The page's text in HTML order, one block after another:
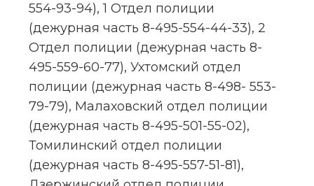
554-93-94), 1 Отдел полиции
(дежурная часть 8-495-554-44-33), 2
Отдел полиции (дежурная часть 8-
495-559-60-77), Ухтомский отдел
полиции (дежурная часть 8-498- 553-
79-79), Малаховский отдел полиции
(дежурная часть 8-495-501-55-02),
Томилинский отдел полиции
(дежурная часть 8-495-557-51-81),